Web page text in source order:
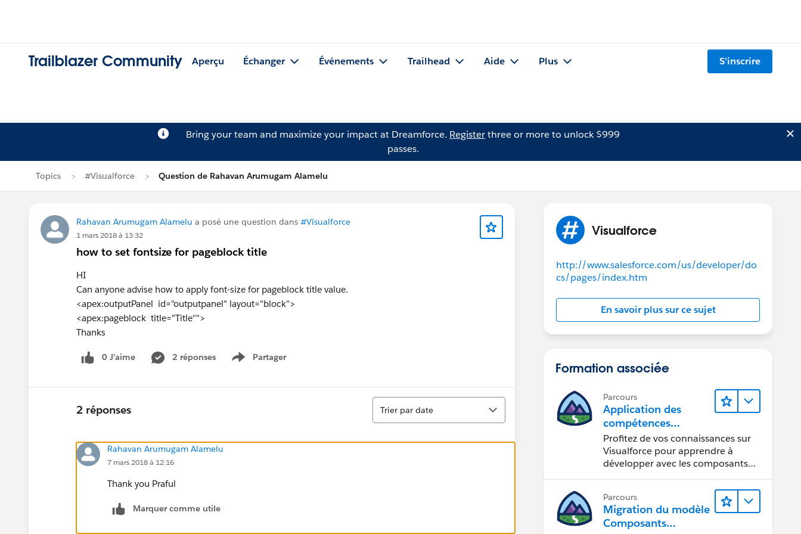
Trailblazer Community Aperçu Échanger Événements Trailhead Aide Plus S'inscrire
Bring your team and maximize your impact at Dreamforce. Registerthree or more to unlock $999
passes.
Topics #Visualforce Question de Rahavan Arumugam Alamelu
Rahavan Arumugam Alamelu a posé une question dans #Visualforce
1 mars 2018 à 13:32
how to set fontsize for pageblock title
HI
Can anyone advise how to apply font-size for pageblock title value.
<apex:outputPanel id="outputpanel" layout="block">
<apex:pageblock title="Title"">
Thanks
0 J’aime 2 réponses Partager
Show menu
2 réponses
Tri
Trier par date
Rahavan Arumugam Alamelu
7 mars 2018 à 12:16
Thank you Praful
Marquer comme utile
Visualforce
http://www.salesforce.com/us/developer/do
cs/pages/index.htm
En savoir plus sur ce sujet
Formation associée
Parcours
Application des
compétences
Visualforce aux
composants
Lightning
Profitez de vos connaissances sur
Visualforce pour apprendre à
développer avec les composants
Parcours
Migration du modèle
Composants